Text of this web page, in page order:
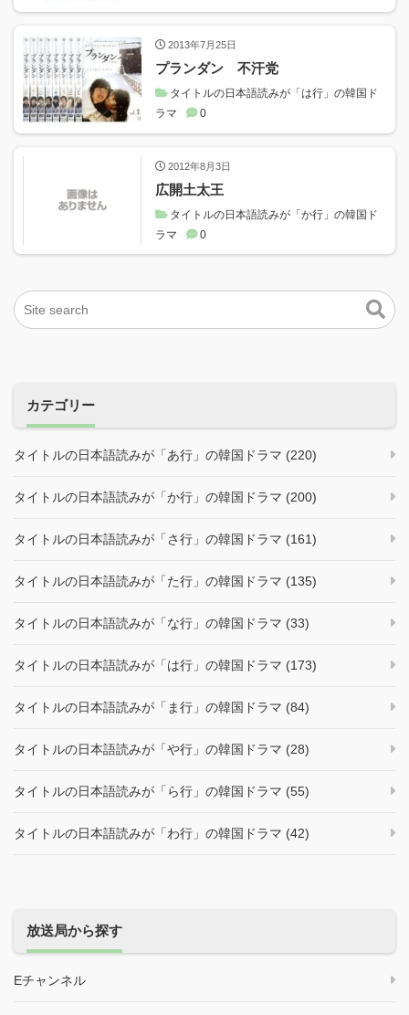
2013年7月25日
プランダン 不汗党
タイトルの日本語読みが「は行」の韓国ド
ラマ
0
2012年8月3日
広開土太王
タイトルの日本語読みが「か行」の韓国ド
ラマ
0
カテゴリー
タイトルの日本語読みが「あ行」の韓国ドラマ (220)
タイトルの日本語読みが「か行」の韓国ドラマ (200)
タイトルの日本語読みが「さ行」の韓国ドラマ (161)
タイトルの日本語読みが「た行」の韓国ドラマ (135)
タイトルの日本語読みが「な行」の韓国ドラマ (33)
タイトルの日本語読みが「は行」の韓国ドラマ (173)
タイトルの日本語読みが「ま行」の韓国ドラマ (84)
タイトルの日本語読みが「や行」の韓国ドラマ (28)
タイトルの日本語読みが「ら行」の韓国ドラマ (55)
タイトルの日本語読みが「わ行」の韓国ドラマ (42)
放送局から探す
Eチャンネル